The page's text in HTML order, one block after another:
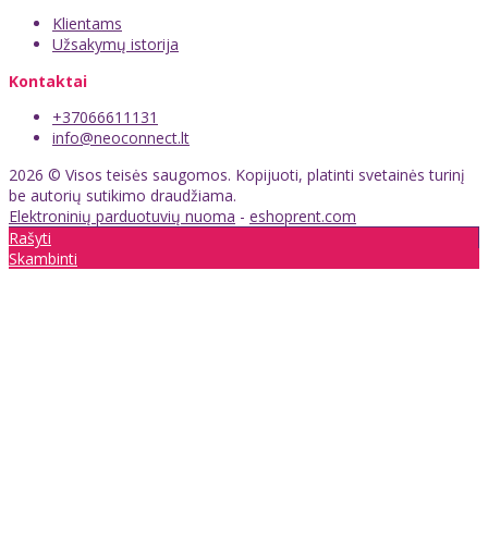
Klientams
Užsakymų istorija
Kontaktai
+37066611131
info@neoconnect.lt
2026 © Visos teisės saugomos. Kopijuoti, platinti svetainės turinį
be autorių sutikimo draudžiama.
Elektroninių parduotuvių nuoma - eshoprent.com
Rašyti
Skambinti